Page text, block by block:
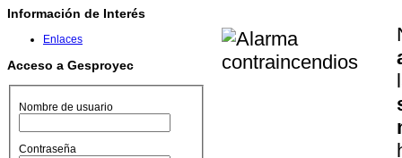
Información de Interés
Enlaces
Acceso a Gesproyec
Nombre de usuario
Contraseña